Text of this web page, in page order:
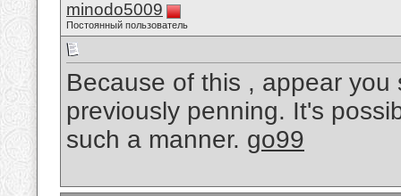
minodo5009
Постоянный пользователь
Because of this , appear
previously penning. It's
such a manner. go99